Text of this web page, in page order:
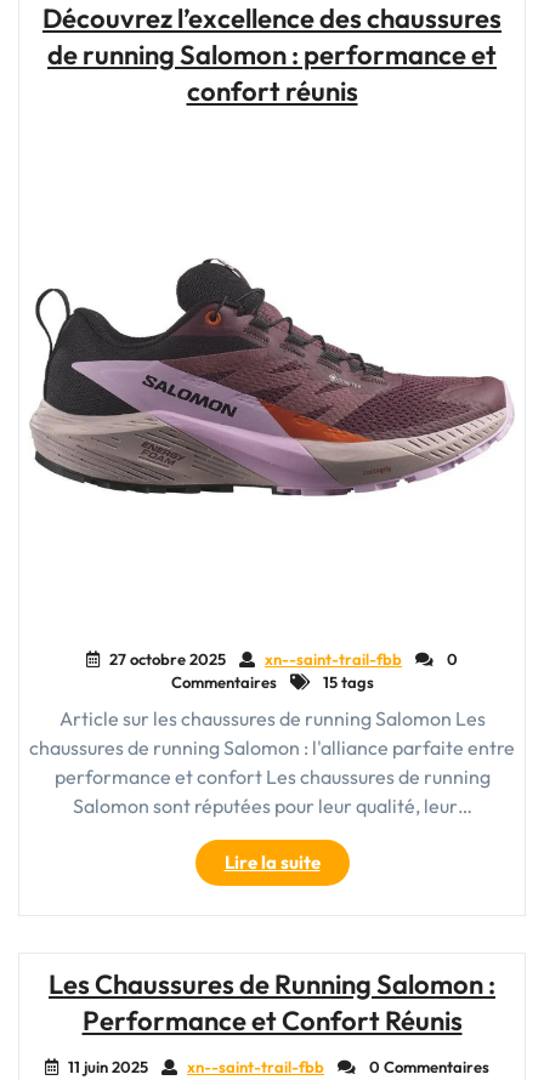
à
Prix
Abordable
!"
Découvrez l’excellence des chaussures
de running Salomon : performance et
confort réunis
27 octobre 2025 xn--saint-trail-fbb
0
Commentaires
15 tags
Article sur les chaussures de running Salomon Les
chaussures de running Salomon : l'alliance parfaite entre
performance et confort Les chaussures de running
Salomon sont réputées pour leur qualité, leur…
Lire la suite"Découvrez
l’excellence
des
running
Salomon
performance
Les Chaussures de Running Salomon :
Performance et Confort Réunis
11 juin 2025 xn--saint-trail-fbb
0 Commentaires